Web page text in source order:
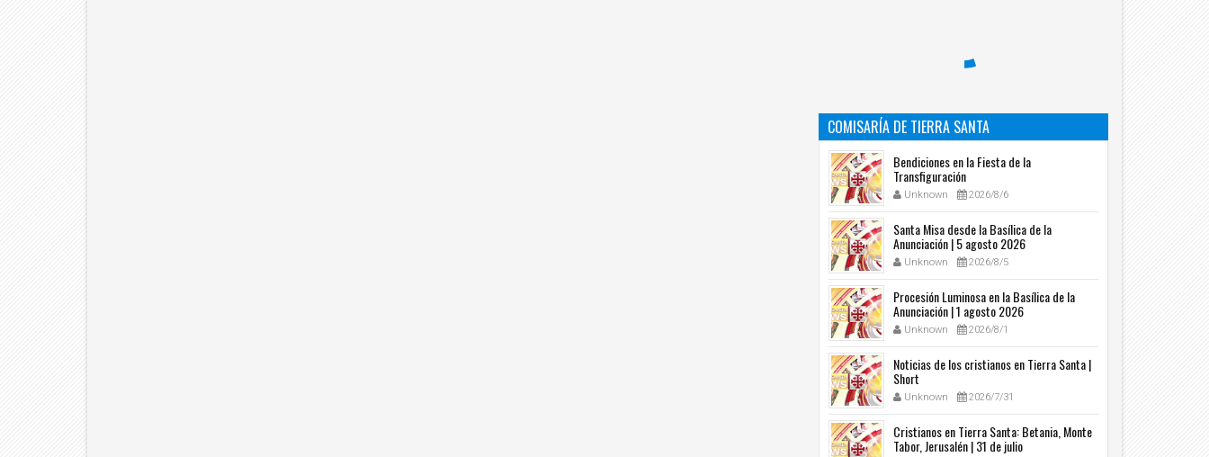
COMISARÍA DE TIERRA SANTA
Bendiciones en la Fiesta de la
Transfiguración
Unknown 2026/8/6
Santa Misa desde la Basílica de la
Anunciación | 5 agosto 2026
Unknown 2026/8/5
Procesión Luminosa en la Basílica de la
Anunciación | 1 agosto 2026
Unknown 2026/8/1
Noticias de los cristianos en Tierra Santa |
Short
Unknown 2026/7/31
Cristianos en Tierra Santa: Betania, Monte
Tabor, Jerusalén | 31 de julio